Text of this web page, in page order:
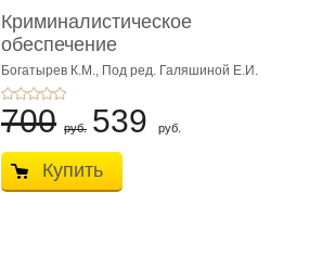
Криминалистическое
обеспечение
медиабезопас� ...
Богатырев К.М., Под ред. Галяшиной Е.И.
700 руб. 539 руб.
Купить